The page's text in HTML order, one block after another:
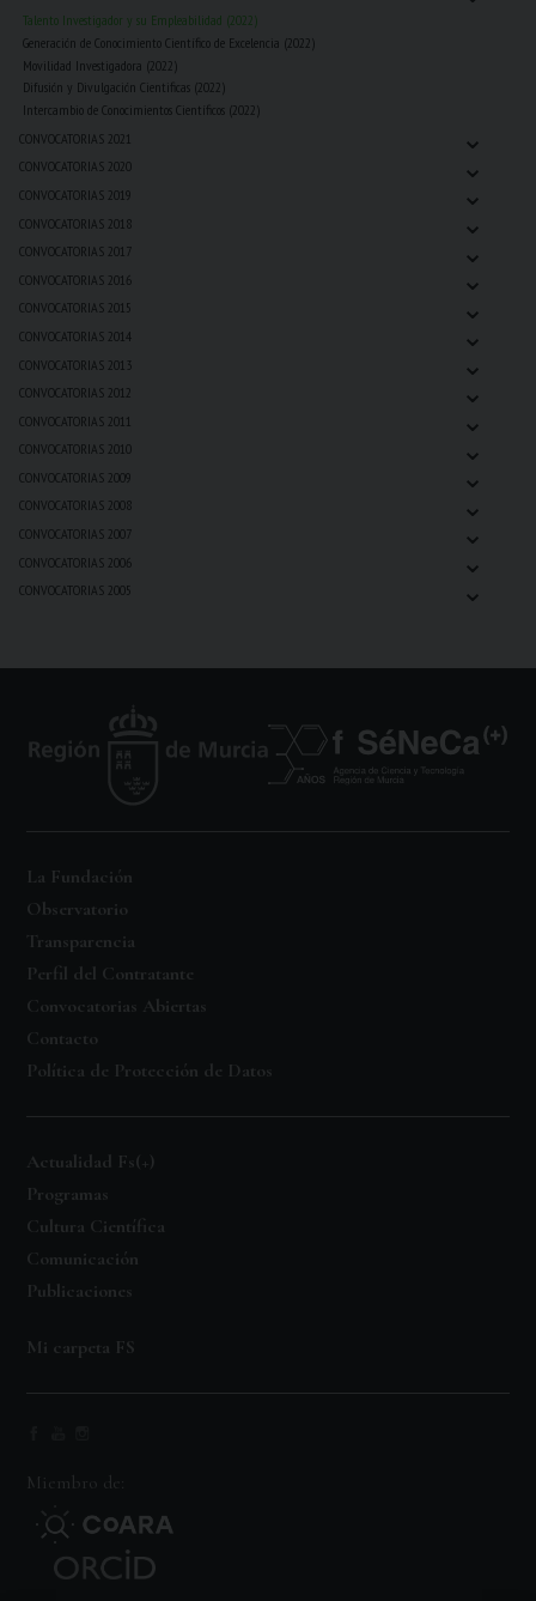
Talento Investigador y su Empleabilidad (2022)
Generación de Conocimiento Científico de Excelencia (2022)
Movilidad Investigadora (2022)
Difusión y Divulgación Cientificas (2022)
Intercambio de Conocimientos Científicos (2022)
CONVOCATORIAS 2021
⌄
CONVOCATORIAS 2020 ⌄
CONVOCATORIAS 2019 ⌄
CONVOCATORIAS 2018 ⌄
CONVOCATORIAS 2017 ⌄
CONVOCATORIAS 2016 ⌄
CONVOCATORIAS 2015 ⌄
CONVOCATORIAS 2014 ⌄
CONVOCATORIAS 2013 ⌄
CONVOCATORIAS 2012 ⌄
CONVOCATORIAS 2011 ⌄
CONVOCATORIAS 2010 ⌄
CONVOCATORIAS 2009 ⌄
CONVOCATORIAS 2008 ⌄
CONVOCATORIAS 2007 ⌄
CONVOCATORIAS 2006 ⌄
CONVOCATORIAS 2005 ⌄
La Fundación
Observatorio
Transparencia
Perfil del Contratante
Convocatorias Abiertas
Contacto
Política de Protección de Datos
Actualidad Fs(+)
Programas
Cultura Científica
Comunicación
Publicaciones
Mi carpeta FS
Miembro de: